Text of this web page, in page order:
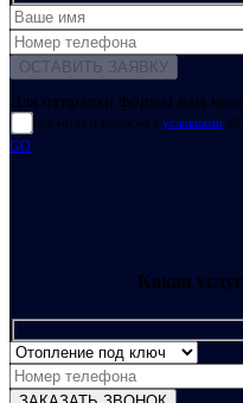
Для отправки формы вам
прочитал и согласен с условиями
GO
Какая